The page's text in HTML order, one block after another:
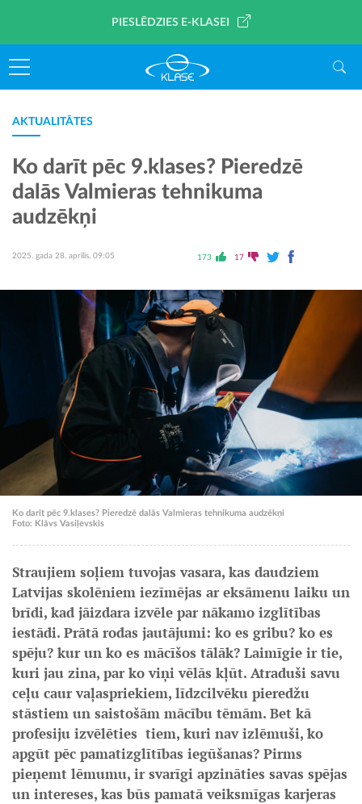
PIESLĒDZIES E-KLASEI
AKTUALITĀTES
Ko darīt pēc 9.klases? Pieredzē
dalās Valmieras tehnikuma
audzēkņi
2025. gada 28. aprīlis, 09:05 173 17
Ko darīt pēc 9.klases? Pieredzē dalās Valmieras tehnikuma audzēkņi
Foto: Klāvs Vasiļevskis
Straujiem soļiem tuvojas vasara, kas daudziem
Latvijas skolēniem iezīmējas ar eksāmenu laiku un
brīdi, kad jāizdara izvēle par nākamo izglītības
iestādi. Prātā rodas jautājumi: ko es gribu? ko es
spēju? kur un ko es mācīšos tālāk? Laimīgie ir tie,
kuri jau zina, par ko viņi vēlās kļūt. Atraduši savu
ceļu caur vaļaspriekiem, līdzcilvēku pieredžu
stāstiem un saistošām mācību tēmām. Bet kā
profesiju izvēlēties tiem, kuri nav izlēmuši, ko
apgūt pēc pamatizglītības iegūšanas? Pirms
pieņemt lēmumu, ir svarīgi apzināties savas spējas
un intereses, kas būs pamatā veiksmīgas karjeras